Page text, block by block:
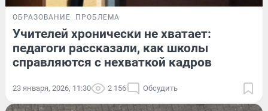
ОБРАЗОВАНИЕ ПРОБЛЕМА
Учителей хронически не хватает:
педагоги рассказали, как школы
справляются с нехваткой кадров
23 января, 2026, 11:30 2 156 Обсудить